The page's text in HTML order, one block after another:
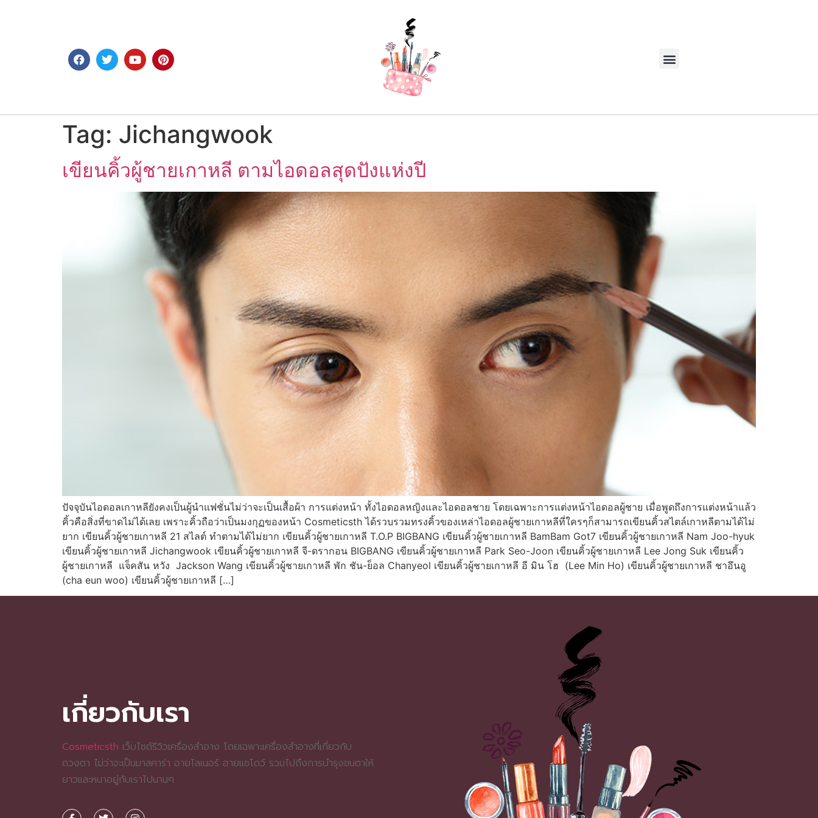
Tag: Jichangwook
เขียนคิ้วผู้ชายเกาหลี ตามไอดอลสุดปังแห่งปี
ปัจจุบันไอดอลเกาหลียังคงเป็นผู้นำแฟชั่นไม่ว่าจะเป็นเสื้อผ้า การแต่งหน้า ทั้งไอดอลหญิงและไอดอลชาย โดยเฉพาะการแต่งหน้าไอดอลผู้ชาย เมื่อพูดถึงการแต่งหน้าแล้ว
คิ้วคือสิ่งที่ขาดไม่ได้เลย เพราะคิ้วถือว่าเป็นมงกุฏของหน้า Cosmeticsth ได้รวบรวมทรงคิ้วของเหล่าไอดอลผู้ชายเกาหลีที่ใครๆก็สามารถเขียนคิ้วสไตล์เกาหลีตามได้ไม่
ยาก เขียนคิ้วผู้ชายเกาหลี 21 สไลต์ ทำตามได้ไม่ยาก เขียนคิ้วผู้ชายเกาหลี T.O.P BIGBANG เขียนคิ้วผู้ชายเกาหลี BamBam Got7 เขียนคิ้วผู้ชายเกาหลี Nam Joo-hyuk
เขียนคิ้วผู้ชายเกาหลี Jichangwook เขียนคิ้วผู้ชายเกาหลี จี-ดรากอน BIGBANG เขียนคิ้วผู้ชายเกาหลี Park Seo-Joon เขียนคิ้วผู้ชายเกาหลี Lee Jong Suk เขียนคิ้ว
ผู้ชายเกาหลี แจ็คสัน หวัง Jackson Wang เขียนคิ้วผู้ชายเกาหลี พัก ชัน-ย็อล Chanyeol เขียนคิ้วผู้ชายเกาหลี อี มิน โฮ (Lee Min Ho) เขียนคิ้วผู้ชายเกาหลี ชาอึนอู
(cha eun woo) เขียนคิ้วผู้ชายเกาหลี […]
เกี่ยวกับเรา
Cosmeticsth เว็บไซต์รีวิวเครื่องสำอาง โดยเฉพาะเครื่องสำอางที่เกี่ยวกับ
ดวงตา ไม่ว่าจะเป็นมาสคาร่า อายไลเนอร์ อายแชโดว์ รวมไปถึงการบำรุงขนตาให้
ยาวและหนาอยู่กับเราไปนานๆ